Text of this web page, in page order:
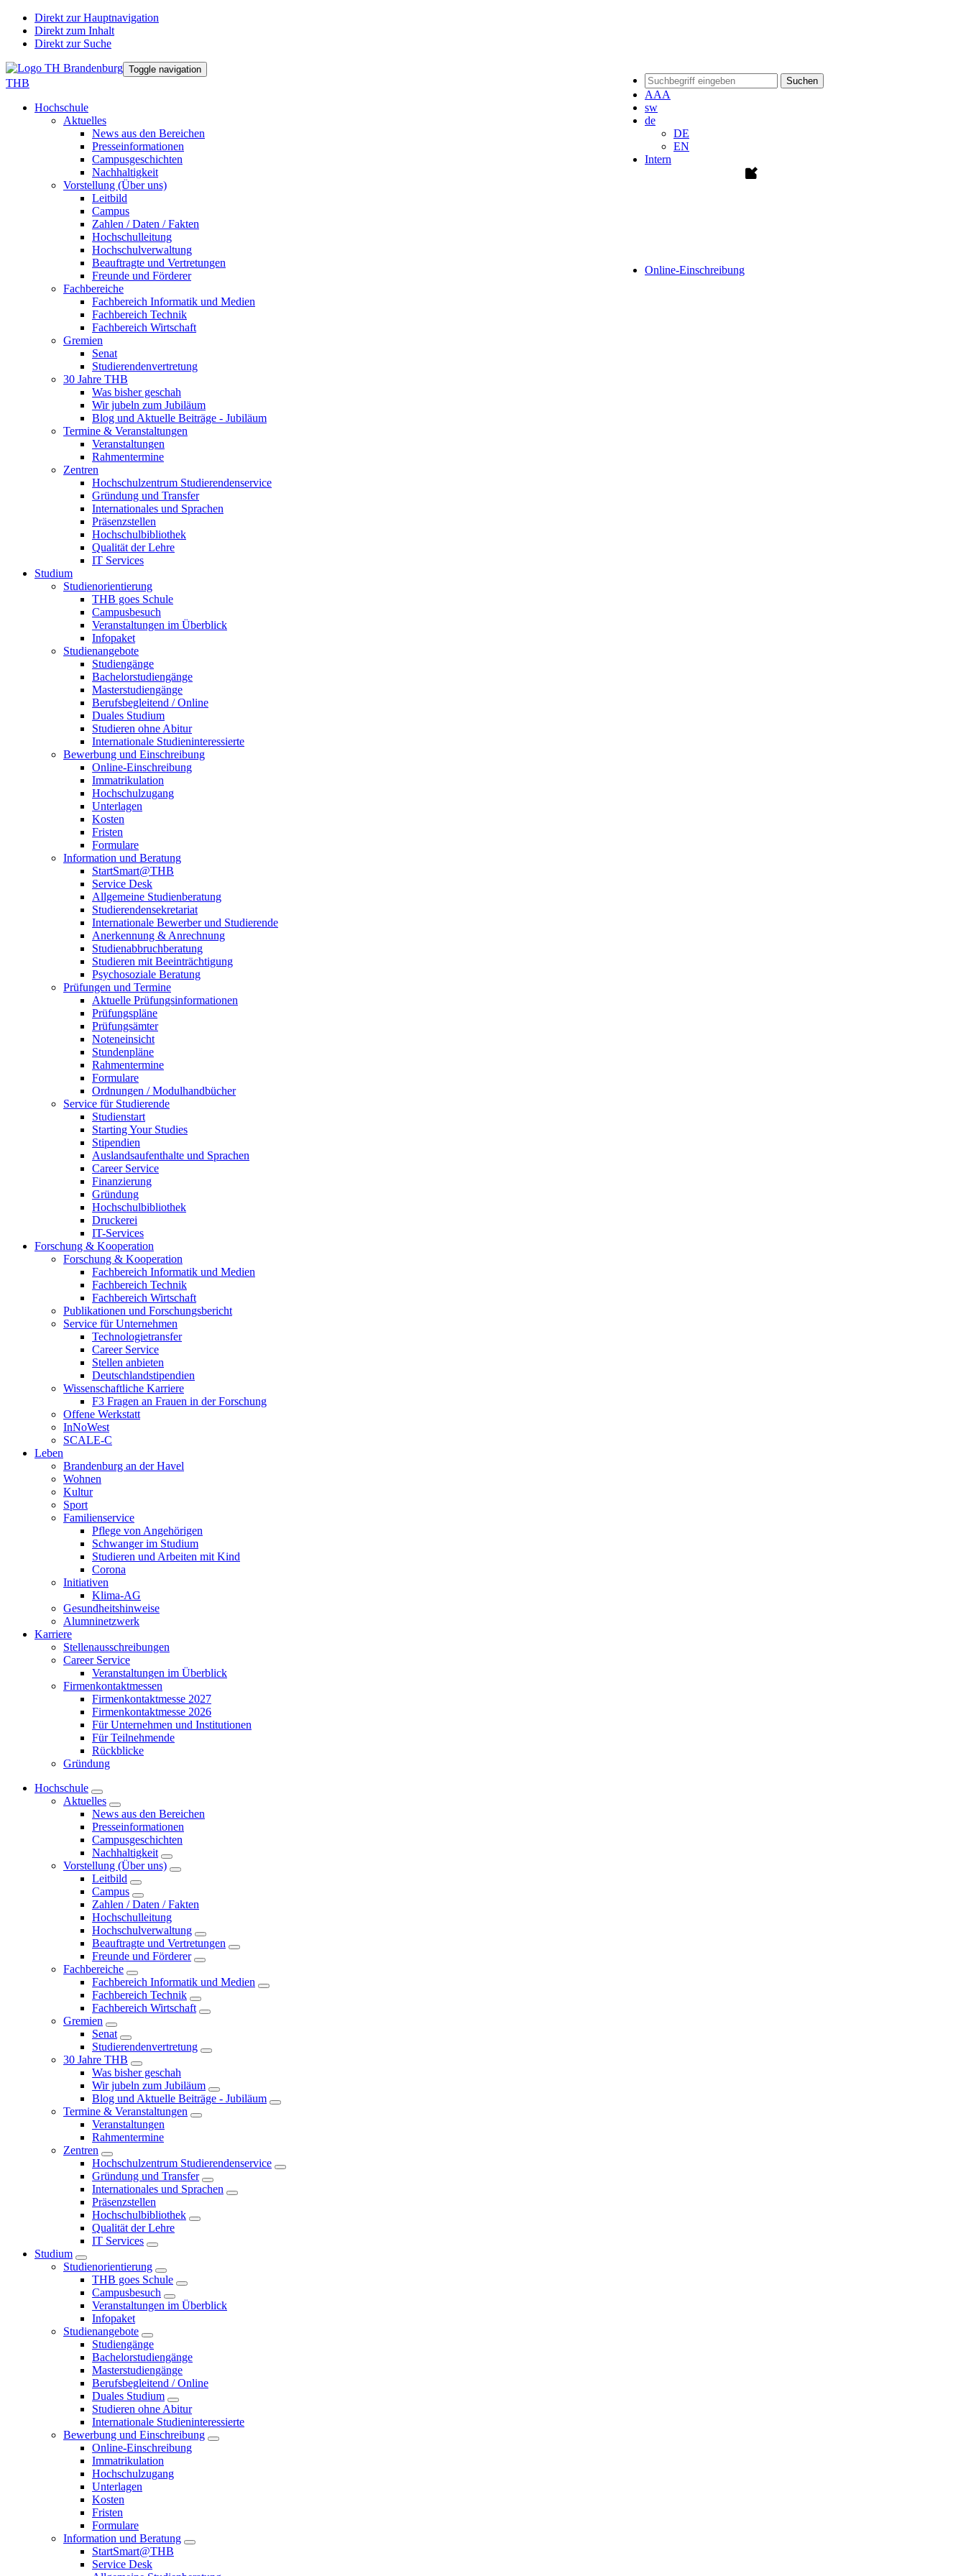
Direkt zur Hauptnavigation
Direkt zum Inhalt
Direkt zur Suche
Suchen
AAA
sw
de
DE
EN
Intern
Online-Einschreibung
Toggle navigation
THB
Hochschule
Aktuelles
News aus den Bereichen
Presseinformationen
Campusgeschichten
Nachhaltigkeit
Vorstellung (Über uns)
Leitbild
Campus
Zahlen / Daten / Fakten
Hochschulleitung
Hochschulverwaltung
Beauftragte und Vertretungen
Freunde und Förderer
Fachbereiche
Fachbereich Informatik und Medien
Fachbereich Technik
Fachbereich Wirtschaft
Gremien
Senat
Studierendenvertretung
30 Jahre THB
Was bisher geschah
Wir jubeln zum Jubiläum
Blog und Aktuelle Beiträge - Jubiläum
Termine & Veranstaltungen
Veranstaltungen
Rahmentermine
Zentren
Hochschulzentrum Studierendenservice
Gründung und Transfer
Internationales und Sprachen
Präsenzstellen
Hochschulbibliothek
Qualität der Lehre
IT Services
Studium
Studienorientierung
THB goes Schule
Campusbesuch
Veranstaltungen im Überblick
Infopaket
Studienangebote
Studiengänge
Bachelorstudiengänge
Masterstudiengänge
Berufsbegleitend / Online
Duales Studium
Studieren ohne Abitur
Internationale Studieninteressierte
Bewerbung und Einschreibung
Online-Einschreibung
Immatrikulation
Hochschulzugang
Unterlagen
Kosten
Fristen
Formulare
Information und Beratung
StartSmart@THB
Service Desk
Allgemeine Studienberatung
Studierendensekretariat
Internationale Bewerber und Studierende
Anerkennung & Anrechnung
Studienabbruchberatung
Studieren mit Beeinträchtigung
Psychosoziale Beratung
Prüfungen und Termine
Aktuelle Prüfungsinformationen
Prüfungspläne
Prüfungsämter
Noteneinsicht
Stundenpläne
Rahmentermine
Formulare
Ordnungen / Modulhandbücher
Service für Studierende
Studienstart
Starting Your Studies
Stipendien
Auslandsaufenthalte und Sprachen
Career Service
Finanzierung
Gründung
Hochschulbibliothek
Druckerei
IT-Services
Forschung & Kooperation
Forschung & Kooperation
Fachbereich Informatik und Medien
Fachbereich Technik
Fachbereich Wirtschaft
Publikationen und Forschungsbericht
Service für Unternehmen
Technologietransfer
Career Service
Stellen anbieten
Deutschlandstipendien
Wissenschaftliche Karriere
F3 Fragen an Frauen in der Forschung
Offene Werkstatt
InNoWest
SCALE-C
Leben
Brandenburg an der Havel
Wohnen
Kultur
Sport
Familienservice
Pflege von Angehörigen
Schwanger im Studium
Studieren und Arbeiten mit Kind
Corona
Initiativen
Klima-AG
Gesundheitshinweise
Alumninetzwerk
Karriere
Stellenausschreibungen
Career Service
Veranstaltungen im Überblick
Firmenkontaktmessen
Firmenkontaktmesse 2027
Firmenkontaktmesse 2026
Für Unternehmen und Institutionen
Für Teilnehmende
Rückblicke
Gründung
Hochschule
Aktuelles
News aus den Bereichen
Presseinformationen
Campusgeschichten
Nachhaltigkeit
Vorstellung (Über uns)
Leitbild
Campus
Zahlen / Daten / Fakten
Hochschulleitung
Hochschulverwaltung
Beauftragte und Vertretungen
Freunde und Förderer
Fachbereiche
Fachbereich Informatik und Medien
Fachbereich Technik
Fachbereich Wirtschaft
Gremien
Senat
Studierendenvertretung
30 Jahre THB
Was bisher geschah
Wir jubeln zum Jubiläum
Blog und Aktuelle Beiträge - Jubiläum
Termine & Veranstaltungen
Veranstaltungen
Rahmentermine
Zentren
Hochschulzentrum Studierendenservice
Gründung und Transfer
Internationales und Sprachen
Präsenzstellen
Hochschulbibliothek
Qualität der Lehre
IT Services
Studium
Studienorientierung
THB goes Schule
Campusbesuch
Veranstaltungen im Überblick
Infopaket
Studienangebote
Studiengänge
Bachelorstudiengänge
Masterstudiengänge
Berufsbegleitend / Online
Duales Studium
Studieren ohne Abitur
Internationale Studieninteressierte
Bewerbung und Einschreibung
Online-Einschreibung
Immatrikulation
Hochschulzugang
Unterlagen
Kosten
Fristen
Formulare
Information und Beratung
StartSmart@THB
Service Desk